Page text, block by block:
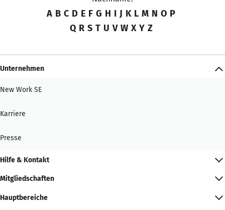
A B C D E F G H I J K L M N O P
Q R S T U V W X Y Z
Unternehmen
New Work SE
Karriere
Presse
Hilfe & Kontakt
Mitgliedschaften
Hauptbereiche